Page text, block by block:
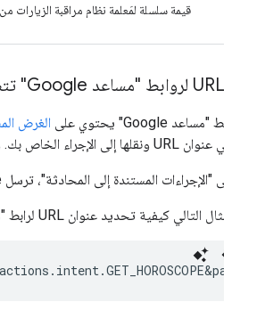
قيمة سلسلة لمَعلمة نظام مراقبة الزيارات من Urchin
إذا كان رابط "مساعد Google" يحتوي على الغرض
مدمجة في عنوان URL ونقلها إلى الإجراء الخاص بك. وتتم إزالة أي معلَمات لا يفهمها محرّك بحث Google على أنّها معلَمات intent مضمَّنة.
بالنسبة إلى "الإجراءات المستندة إلى المحادثة"، ترسل Google هذه المَعلمات إلى عملية التنفيذ كجزء من رسالة
يوضّح المثال التالي كيفية تحديد عنوان URL لرابط "مساعد Google" الذي يتضمّن هدفًا مدمجًا مع معلَمة الغرض الواحد: